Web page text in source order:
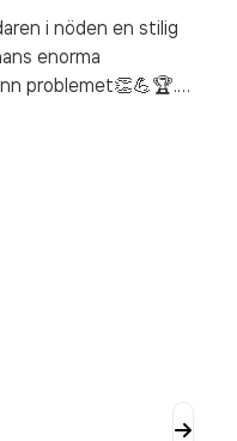
i nöden en stilig
enorma
problemet👏💪🏆.
nyckelhanterare